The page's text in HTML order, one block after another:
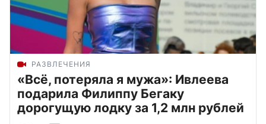
РАЗВЛЕЧЕНИЯ
«Всё, потеряла я мужа»: Ивлеева
подарила Филиппу Бегаку
дорогущую лодку за 1,2 млн рублей